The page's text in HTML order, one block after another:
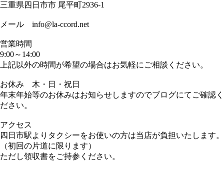
三重県四日市市 尾平町2936-1
メール info@la-ccord.net
営業時間
9:00～14:00
上記以外の時間が希望の場合はお気軽にご相談ください。
お休み 木・日・祝日
年末年始等のお休みはお知らせしますのでブログにてご確認く
ださい。
アクセス
四日市駅よりタクシーをお使いの方は当店が負担いたします。
（初回の片道に限ります）
ただし領収書をご持参ください。